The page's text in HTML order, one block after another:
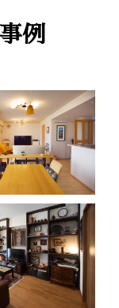
例